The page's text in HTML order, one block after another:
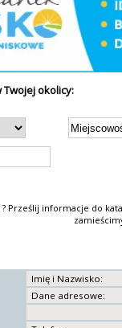
okolicy:
Prześlij informacje do
Imię i Nazwisko:
Dane adresowe: